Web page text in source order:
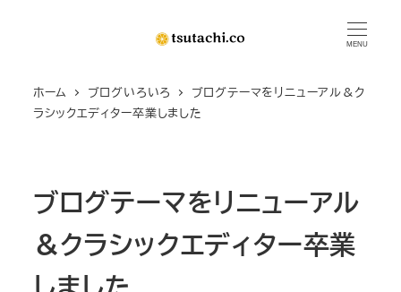
MENU
ホーム ブログいろいろ
ブログテーマをリニューアル＆ク
ラシックエディター卒業しました
ブログテーマをリニューアル
＆クラシックエディター卒業